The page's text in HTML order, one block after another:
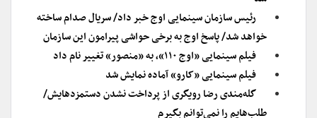
رئیس سازمان سینمایی اوج خبر داد/ سریال صدام ساخته
خواهد شد/ پاسخ اوج به برخی حواشی پیرامون این سازمان
فیلم سینمایی «اوج ۱۱۰»، به «منصور» تغییر نام داد
فیلم سینمایی «کارو» آماده نمایش شد
گله‌مندی رضا رویگری از پرداخت نشدن دستمزدهایش/
طلب‌هایم را نمی‌توانم بگیرم